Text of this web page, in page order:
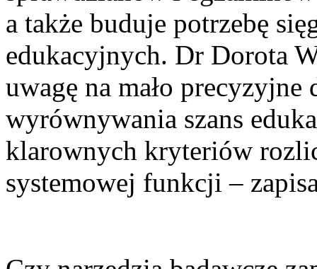
a także buduje potrzebę
edukacyjnych. Dr Dorota
uwagę na mało
wyrównywania szans
klarownych kryteriów
systemowej funkcji –